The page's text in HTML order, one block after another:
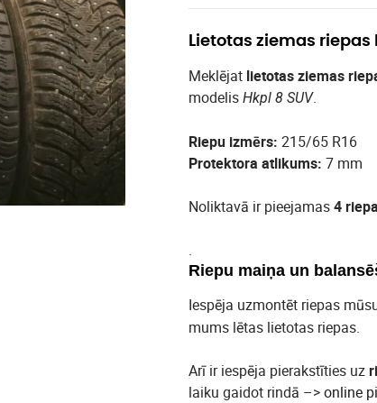
Lietotas ziemas riepas
Meklējat lietotas ziemas
modelis Hkpl 8 SUV.
Riepu izmērs: 215/65 R16
Protektora atlikums: 7 mm
Noliktavā ir pieejamas4
.
Riepu maiņa un
Iespēja uzmontēt riepas
mums lētas lietotas riepas.
Arī ir iespēja pierakstīties uz
laiku gaidot rindā –>online